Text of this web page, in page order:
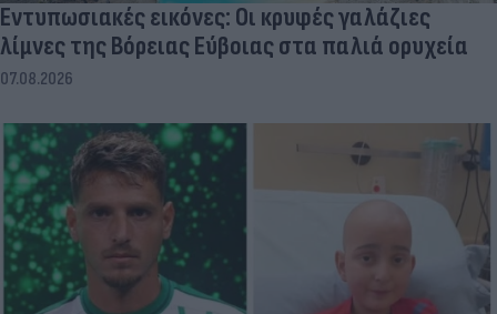
Εντυπωσιακές εικόνες: Οι κρυφές γαλάζιες
λίμνες της Βόρειας Εύβοιας στα παλιά ορυχεία
07.08.2026